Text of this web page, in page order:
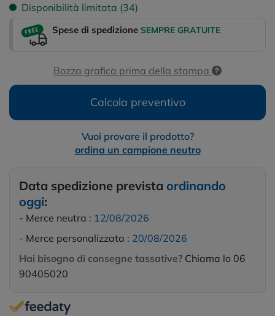
Disponibilità limitata (34)
Spese di spedizione SEMPRE GRATUITE
Bozza grafica prima della stampa
Calcola preventivo
Vuoi provare il prodotto?
ordina un campione neutro
Data spedizione prevista ordinando
oggi:
- Merce neutra : 12/08/2026
- Merce personalizzata : 20/08/2026
Hai bisogno di consegne tassative? Chiama lo 06
90405020